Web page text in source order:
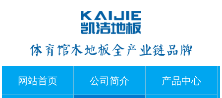
网站首页 公司简介 产品中心